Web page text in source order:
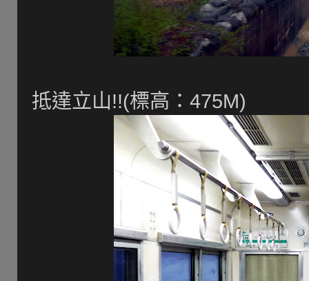
抵達立山!!(標高：475M)